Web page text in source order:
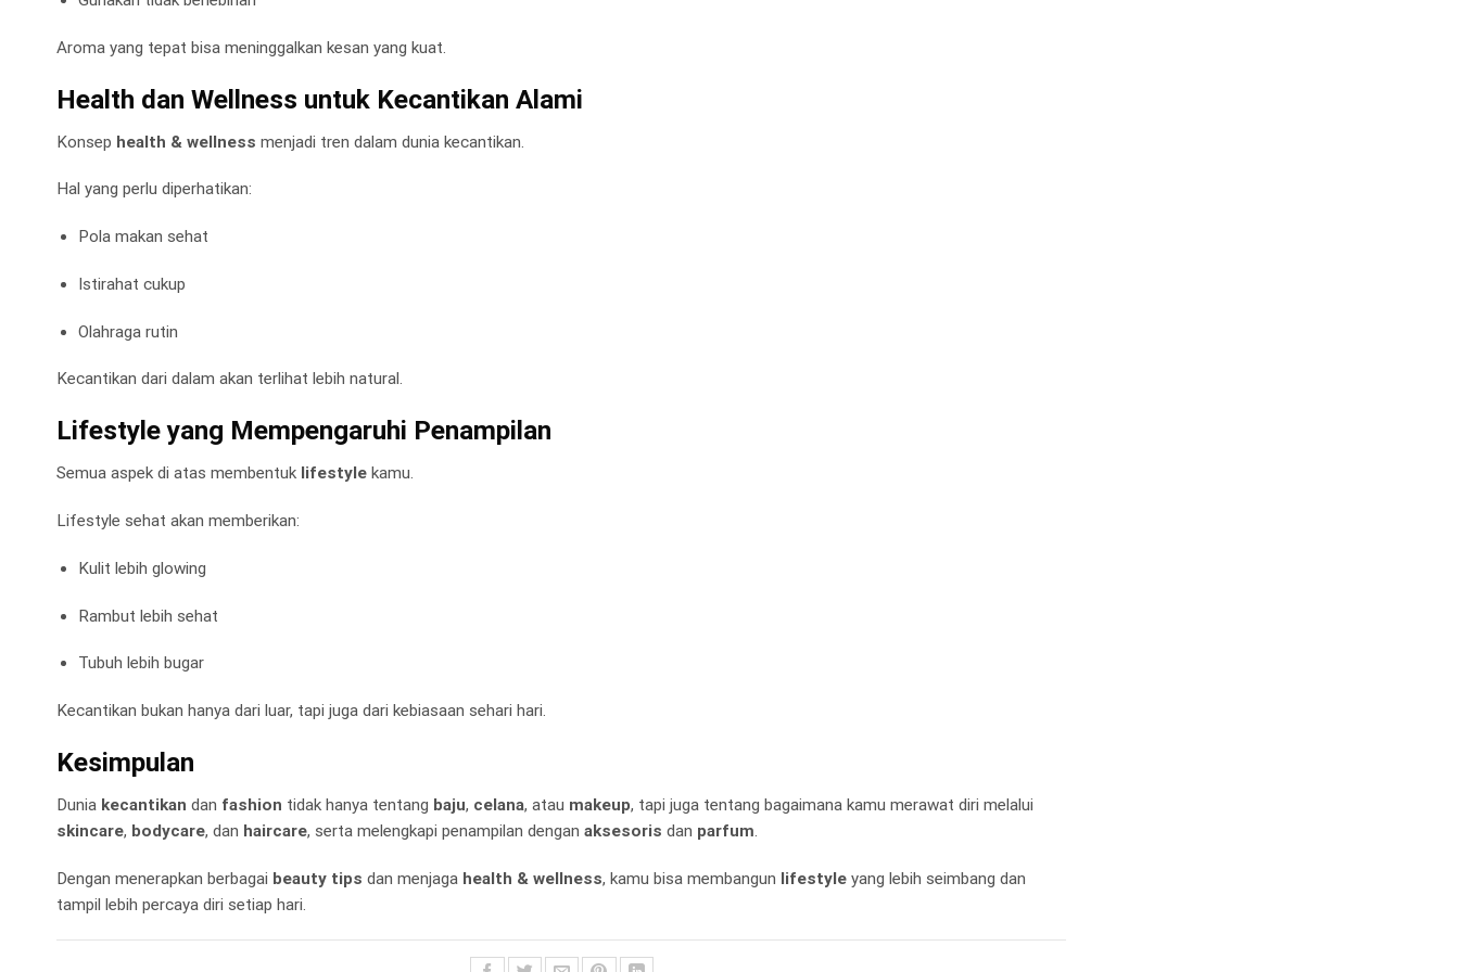
Aroma yang tepat bisa meninggalkan kesan yang kuat.
Health dan Wellness untuk Kecantikan Alami
Konsep health & wellness menjadi tren dalam dunia kecantikan.
Hal yang perlu diperhatikan:
Pola makan sehat
Istirahat cukup
Olahraga rutin
Kecantikan dari dalam akan terlihat lebih natural.
Lifestyle yang Mempengaruhi Penampilan
Semua aspek di atas membentuk lifestyle kamu.
Lifestyle sehat akan memberikan:
Kulit lebih glowing
Rambut lebih sehat
Tubuh lebih bugar
Kecantikan bukan hanya dari luar, tapi juga dari kebiasaan sehari hari.
Kesimpulan
Dunia kecantikan dan fashion tidak hanya tentang baju, celana, atau makeup, tapi juga tentang bagaimana kamu merawat diri melalui
skincare, bodycare, dan haircare, serta melengkapi penampilan dengan aksesoris dan parfum.
Dengan menerapkan berbagai beauty tips dan menjaga health & wellness, kamu bisa membangun lifestyle yang lebih seimbang dan
tampil lebih percaya diri setiap hari.